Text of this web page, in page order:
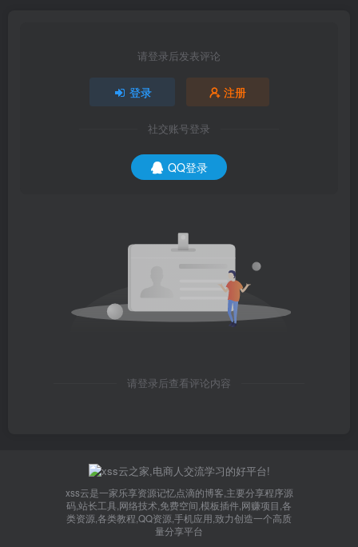
请登录后发表评论
登录 注册
社交账号登录
QQ登录
请登录后查看评论内容
xss云是一家乐享资源记忆点滴的博客,主要分享程序源
码,站长工具,网络技术,免费空间,模板插件,网赚项目,各
类资源,各类教程,QQ资源,手机应用,致力创造一个高质
量分享平台